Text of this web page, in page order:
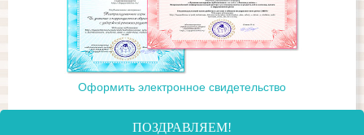
Оформить электронное свидетельство
ПОЗДРАВЛЯЕМ!